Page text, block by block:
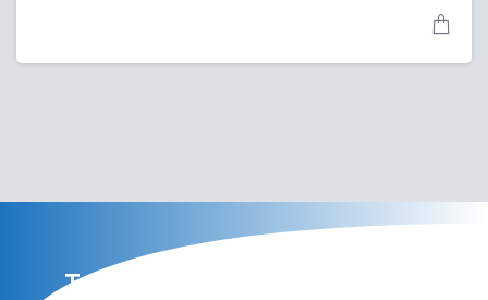
Tecnología y Genética Porcina,